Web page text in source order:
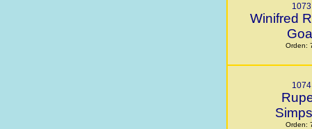
1073
Winifred
Orden:
1074
Orden: